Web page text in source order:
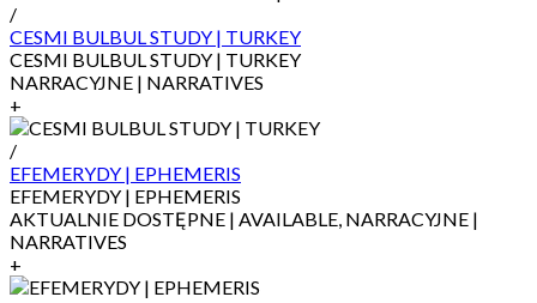
/
CESMI BULBUL STUDY | TURKEY
CESMI BULBUL STUDY | TURKEY
NARRACYJNE | NARRATIVES
+
/
EFEMERYDY | EPHEMERIS
EFEMERYDY | EPHEMERIS
AKTUALNIE DOSTĘPNE | AVAILABLE, NARRACYJNE |
NARRATIVES
+